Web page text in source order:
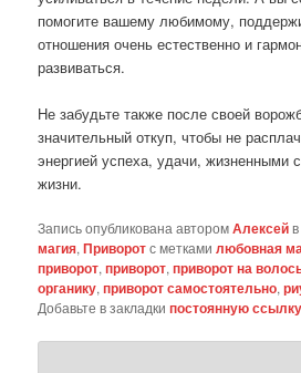
помогите вашему любимому,
отношения очень естественно и
развиваться.
Не забудьте также после своей
значительный откуп, чтобы не
энергией успеха, удачи, жизненными
жизни.
Запись опубликована авторомАлексей
магия,Приворотс меткамилюбовная
приворот,приворот,приворот на
органику,приворот самостоятельно,
Добавьте в закладкипостоянную ссылку